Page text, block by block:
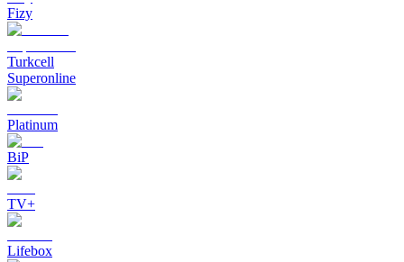
Fizy
Turkcell
Superonline
Platinum
BiP
TV+
Lifebox